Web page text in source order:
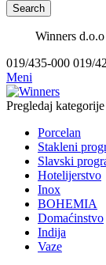
Search
Winners
019/435-000 019/
Meni
Pregledaj kategorije
Porcelan
Stakleni
Slavski
Hotelijerstvo
Inox
BOHEMIA
Domaćinstvo
Indija
Vaze